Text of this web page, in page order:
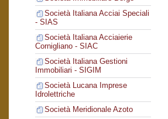
Società Italiana Acciai Speciali
- SIAS
Società Italiana Acciaierie
Cornigliano - SIAC
Società Italiana Gestioni
Immobiliari - SIGIM
Società Lucana Imprese
Idrolettriche
Società Meridionale Azoto